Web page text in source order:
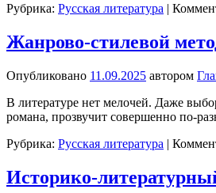
Рубрика: Русская литература |
Жанрово-стилевой
Опубликовано 11.09.2025 автором
В литературе нет мелочей. Даже
романа, прозвучит совершенно по-
Рубрика: Русская литература |
Историко-